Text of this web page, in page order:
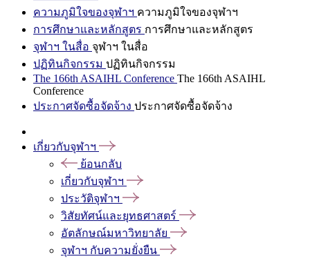
ความภูมิใจของจุฬาฯ ความภูมิใจของจุฬาฯ
การศึกษาและหลักสูตร การศึกษาและหลักสูตร
จุฬาฯ ในสื่อ จุฬาฯ ในสื่อ
ปฏิทินกิจกรรม ปฏิทินกิจกรรม
The 166th ASAIHL Conference The 166th ASAIHL
Conference
ประกาศจัดซื้อจัดจ้าง ประกาศจัดซื้อจัดจ้าง
เกี่ยวกับจุฬาฯ
ย้อนกลับ
เกี่ยวกับจุฬาฯ
ประวัติจุฬาฯ
วิสัยทัศน์และยุทธศาสตร์
อัตลักษณ์มหาวิทยาลัย
จุฬาฯ กับความยั่งยืน